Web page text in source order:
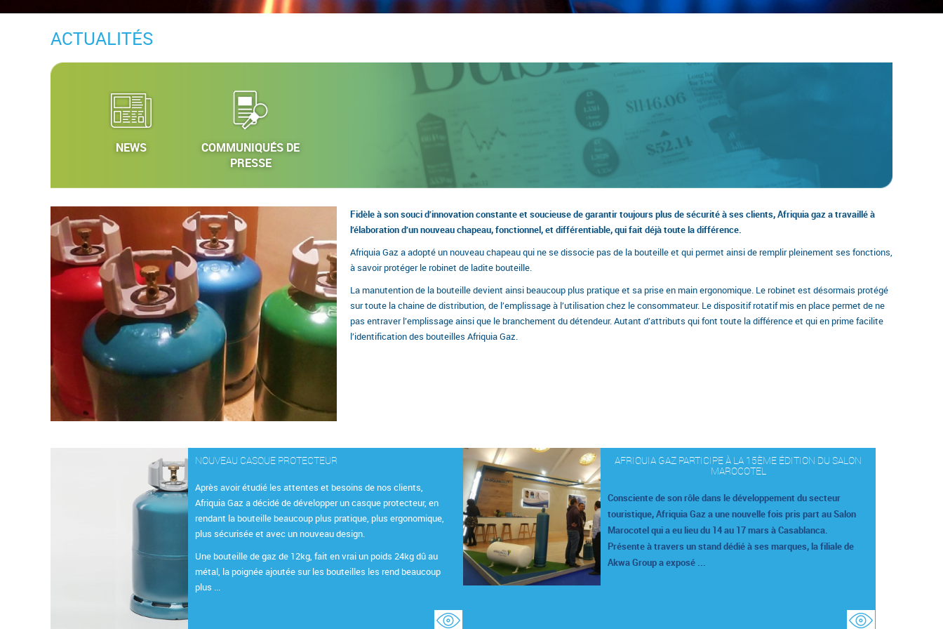
ACTUALITÉS
NEWS
COMMUNIQUÉS DE
PRESSE
Fidèle à son souci d’innovation constante et soucieuse de garantir toujours plus de sécurité à ses clients, Afriquia gaz a travaillé à
l’élaboration d’un nouveau chapeau, fonctionnel, et différentiable, qui fait déjà toute la différence.
Afriquia Gaz a adopté un nouveau chapeau qui ne se dissocie pas de la bouteille et qui permet ainsi de remplir pleinement ses fonctions,
à savoir protéger le robinet de ladite bouteille.
La manutention de la bouteille devient ainsi beaucoup plus pratique et sa prise en main ergonomique. Le robinet est désormais protégé
sur toute la chaine de distribution, de l’emplissage à l’utilisation chez le consommateur. Le dispositif rotatif mis en place permet de ne
pas entraver l’emplissage ainsi que le branchement du détendeur. Autant d’attributs qui font toute la différence et qui en prime facilite
l’identification des bouteilles Afriquia Gaz.
NOUVEAU CASQUE PROTECTEUR
Après avoir étudié les attentes et besoins de nos clients,
Afriquia Gaz a décidé de développer un casque protecteur, en
rendant la bouteille beaucoup plus pratique, plus ergonomique,
plus sécurisée et avec un nouveau design.
Une bouteille de gaz de 12kg, fait en vrai un poids 24kg dû au
métal, la poignée ajoutée sur les bouteilles les rend beaucoup
plus ...
AFRIQUIA GAZ PARTICIPE À LA 15ÈME ÉDITION DU SALON
MAROCOTEL
Consciente de son rôle dans le développement du secteur
touristique, Afriquia Gaz a une nouvelle fois pris part au Salon
Marocotel qui a eu lieu du 14 au 17 mars à Casablanca.
Présente à travers un stand dédié à ses marques, la filiale de
Akwa Group a exposé ...